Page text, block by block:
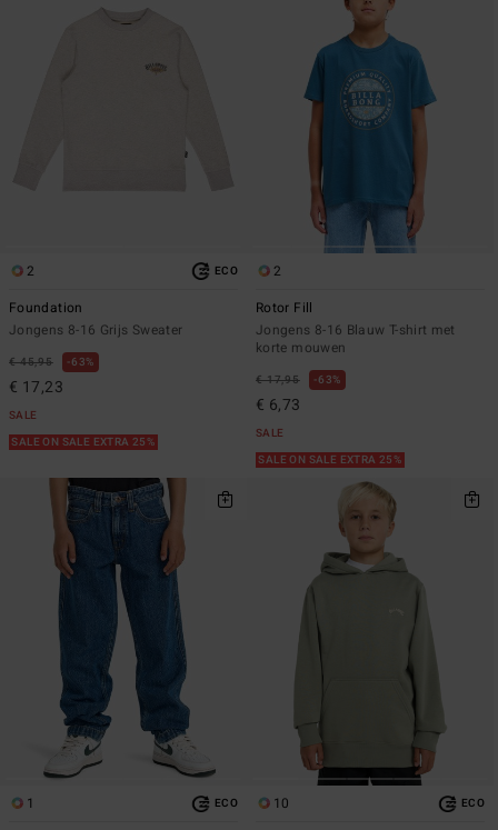
2 ECO
Foundation
Jongens 8-16 Grijs Sweater
€ 45,95 63%
€ 17,23
SALE
SALE ON SALE EXTRA 25%
2
Rotor Fill
Jongens 8-16 Blauw T-shirt met
korte mouwen
€ 17,95 63%
€ 6,73
SALE
SALE ON SALE EXTRA 25%
1 ECO 10 ECO